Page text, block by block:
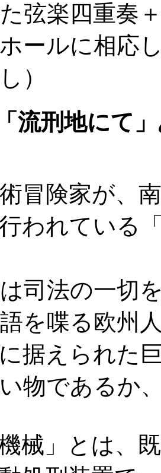
弦楽四重奏
ールに相応
）
流刑地にて
冒険家が、
われている
司法の一切
を喋る欧州
据えられた
物であるか
機械」とは、